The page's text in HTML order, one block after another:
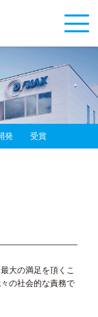
発 受賞
大の満足を頂くこ
の社会的な責務で